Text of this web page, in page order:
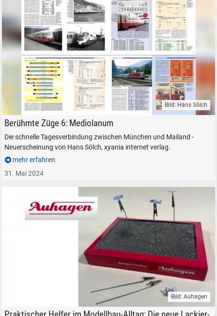
Berühmte Züge 6 - Neuerscheinung xyania internet verlag Hans Sölch
Bild: Hans Sölch
Berühmte Züge 6: Mediolanum
Die schnelle Tagesverbindung zwischen München und Mailand -
Neuerscheinung von Hans Sölch, xyania internet verlag.
mehr erfahren
31. Mai 2024
Auhagen Toolbox Lackierhilfe Werkzeug Modellbau Modelleisenbahn
Bild: Auhagen
alles
Suche ...
suchen Abbrechen